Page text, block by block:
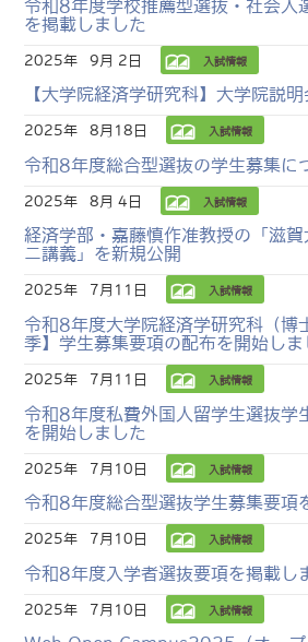
令和8年度学校推薦型選抜・社会人
を掲載しました
2025年 9月 2日 入試情報
【大学院経済学研究科】大学院説
2025年 8月18日 入試情報
令和8年度総合型選抜の学生募集に
2025年 8月 4日 入試情報
経済学部・嘉藤慎作准教授の「滋賀
ニ講義」を新規公開
2025年 7月11日 入試情報
令和8年度大学院経済学研究科（博
季】学生募集要項の配布を開始しま
2025年 7月11日 入試情報
令和8年度私費外国人留学生選抜学
を開始しました
2025年 7月10日 入試情報
令和8年度総合型選抜学生募集要項
2025年 7月10日 入試情報
令和8年度入学者選抜要項を掲載し
2025年 7月10日 入試情報